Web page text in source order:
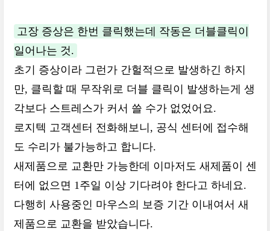
고장 증상은 한번 클릭했는데 작동은 더블클릭이
일어나는 것.
초기 증상이라 그런가 간헐적으로 발생하긴 하지
만, 클릭할 때 무작위로 더블 클릭이 발생하는게 생
각보다 스트레스가 커서 쓸 수가 없었어요.
로지텍 고객센터 전화해보니, 공식 센터에 접수해
도 수리가 불가능하고 합니다.
새제품으로 교환만 가능한데 이마저도 새제품이 센
터에 없으면 1주일 이상 기다려야 한다고 하네요.
다행히 사용중인 마우스의 보증 기간 이내여서 새
제품으로 교환을 받았습니다.